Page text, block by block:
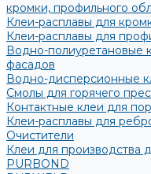
кромки, профильного
Клеи-расплавы для
Клеи-расплавы для
Водно-полиуретановые
фасадов
Водно-дисперсионные
Смолы для горячего
Контактные клеи для
Клеи-расплавы для
Очистители
Клеи для производства
PURBOND